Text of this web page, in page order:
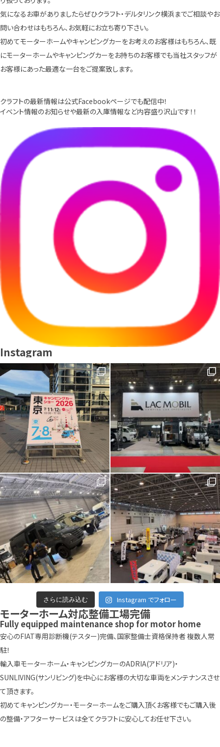
気になるお車がありましたらぜひクラフト・デルタリンク横浜までご相談やお
問い合わせはもちろん、お気軽にお立ち寄り下さい。
初めてモーターホームやキャンピングカーをお考えのお客様はもちろん、既
にモーターホームやキャンピングカーをお持ちのお客様でも当社スタッフが
お客様にあった最適な一台をご提案致します。
クラフトの最新情報は公式Facebookページでも配信中！
イベント情報のお知らせや最新の入庫情報など内容盛り沢山です！！
Instagram
さらに読み込む Instagram でフォロー
モーターホーム対応整備工場完備
Fully equipped maintenance shop for motor home
安心のFIAT専用診断機(テスター)完備、国家整備士資格保持者 複数人常
駐！
輸入車モーターホーム・キャンピングカーのADRIA(アドリア)・
SUNLIVING(サンリビング)を中心にお客様の大切な車両をメンテナンスさせ
て頂きます。
初めてキャンピングカー・モーターホームをご購入頂くお客様でもご購入後
の整備・アフターサービスは全てクラフトに安心してお任せ下さい。